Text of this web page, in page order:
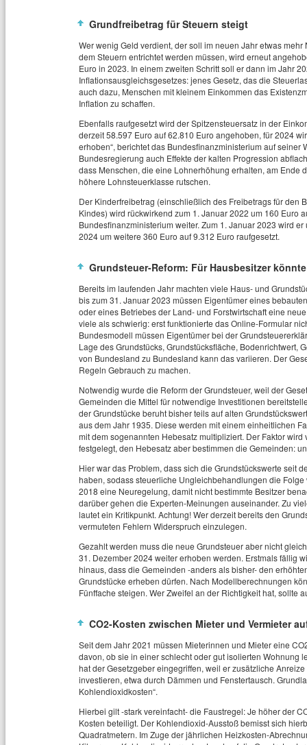
Grundfreibetrag für Steuern steigt
Wer wenig Geld verdient, der soll im neuen Jahr etwas
dem Steuern entrichtet werden müssen, wird erneut
Euro in 2023. In einem zweiten Schritt soll er dann im Jahr
Inflationsausgleichsgesetzes: jenes Gesetz, das die
auch dazu, Menschen mit kleinem Einkommen das
Inflation zu schaffen.
Ebenfalls raufgesetzt wird der Spitzensteuersatz in der
derzeit 58.597 Euro auf 62.810 Euro angehoben, für 2024
erhoben“, berichtet das Bundesfinanzministerium auf
Bundesregierung auch Effekte der kalten Progression
dass Menschen, die eine Lohnerhöhung erhalten, am
höhere Lohnsteuerklasse rutschen.
Der Kinderfreibetrag (einschließlich des Freibetrags für den
Kindes) wird rückwirkend zum 1. Januar 2022 um 160 Euro
Bundesfinanzministerium weiter. Zum 1. Januar 2023 wird
2024 um weitere 360 Euro auf 9.312 Euro raufgesetzt.
Grundsteuer-Reform: Für Hausbesitzer
Bereits im laufenden Jahr machten viele Haus- und
bis zum 31. Januar 2023 müssen Eigentümer eines
oder eines Betriebes der Land- und Forstwirtschaft eine
viele als schwierig: erst funktionierte das Online-Formular
Bundesmodell müssen Eigentümer bei der
Lage des Grundstücks, Grundstücksfläche, Bodenrichtwert,
von Bundesland zu Bundesland kann das variieren. Der
Regeln Gebrauch zu machen.
Notwendig wurde die Reform der Grundsteuer, weil der
Gemeinden die Mittel für notwendige Investitionen
der Grundstücke beruht bisher teils auf alten
aus dem Jahr 1935. Diese werden mit einem einheitlichen
mit dem sogenannten Hebesatz multipliziert. Der Faktor
festgelegt, den Hebesatz aber bestimmen die Gemeinden:
Hier war das Problem, dass sich die Grundstückswerte seit
haben, sodass steuerliche Ungleichbehandlungen die
2018 eine Neuregelung, damit nicht bestimmte Besitzer
darüber gehen die Experten-Meinungen auseinander. Zu
lautet ein Kritikpunkt. Achtung! Wer derzeit bereits den
vermuteten Fehlern Widerspruch einzulegen.
Gezahlt werden muss die neue Grundsteuer aber nicht
31. Dezember 2024 weiter erhoben werden. Erstmals fällig
hinaus, dass die Gemeinden -anders als bisher- den
Grundstücke erheben dürfen. Nach Modellberechnungen
Fünffache steigen. Wer Zweifel an der Richtigkeit hat, sollte
CO2-Kosten zwischen Mieter und Vermieter
Seit dem Jahr 2021 müssen Mieterinnen und Mieter eine
davon, ob sie in einer schlecht oder gut isolierten Wohnung
hat der Gesetzgeber eingegriffen, weil er zusätzliche
investieren, etwa durch Dämmen und Fenstertausch.
Kohlendioxidkosten“.
Hierbei gilt -stark vereinfacht- die Faustregel: Je höher der
Kosten beteiligt. Der Kohlendioxid-Ausstoß bemisst sich
Quadratmetern. Im Zuge der jährlichen Heizkosten-